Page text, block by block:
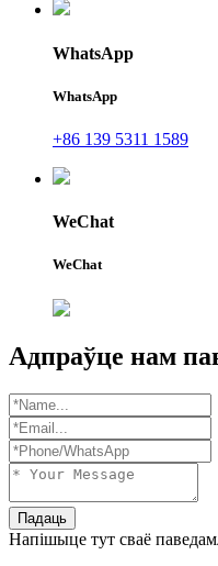
WhatsApp
WhatsApp
+86 139 5311 1589
WeChat
WeChat
Адпраўце нам
Падаць
Напішыце тут сваё